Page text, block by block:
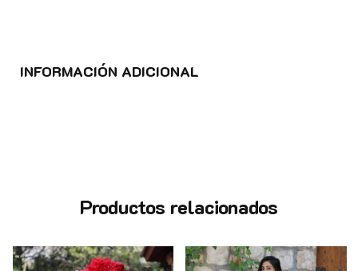
INFORMACIÓN ADICIONAL
Productos relacionados